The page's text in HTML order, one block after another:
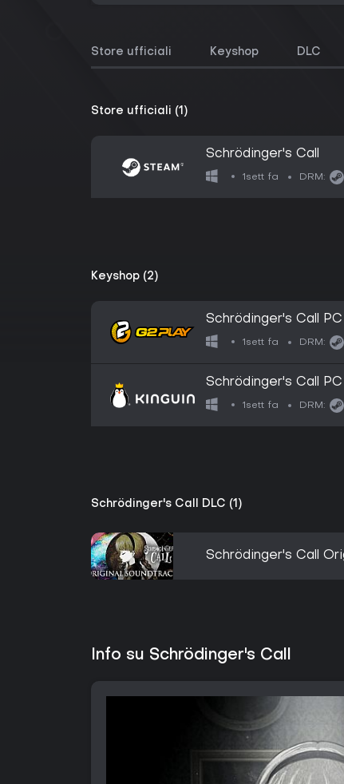
Store ufficiali Keyshop DLC
Store ufficiali (1)
Schrödinger's Call
1sett fa DRM:
Keyshop (2)
Schrödinger's Call
1sett fa DRM:
Schrödinger's Call
1sett fa DRM:
Schrödinger's Call DLC (1)
Schrödinger's Call
Info su Schrödinger's Call